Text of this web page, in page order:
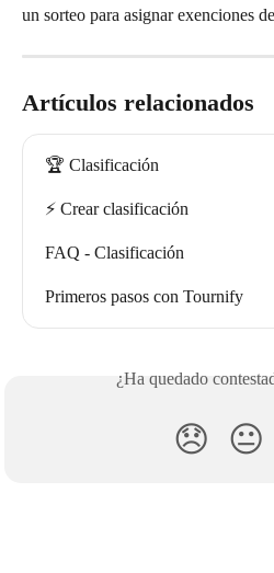
un sorteo para asignar exenciones
Artículos relacionados
🏆 Clasificación
⚡️ Crear clasificación
FAQ - Clasificación
Primeros pasos con Tournify
¿Ha quedado
😞 😐